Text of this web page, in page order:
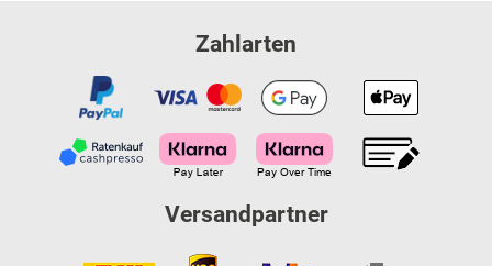
Zahlarten
Versandpartner